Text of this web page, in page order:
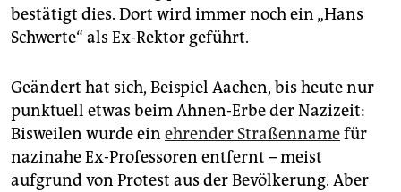
bestätigt dies. Dort wird immer noch ein „Hans
Schwerte“ als Ex-Rektor geführt.
Geändert hat sich, Beispiel Aachen, bis heute nur
punktuell etwas beim Ahnen-Erbe der Nazizeit:
Bisweilen wurde ein ehrender Straßennamefür
nazinahe Ex-Professoren entfernt – meist
aufgrund von Protest aus der Bevölkerung. Aber